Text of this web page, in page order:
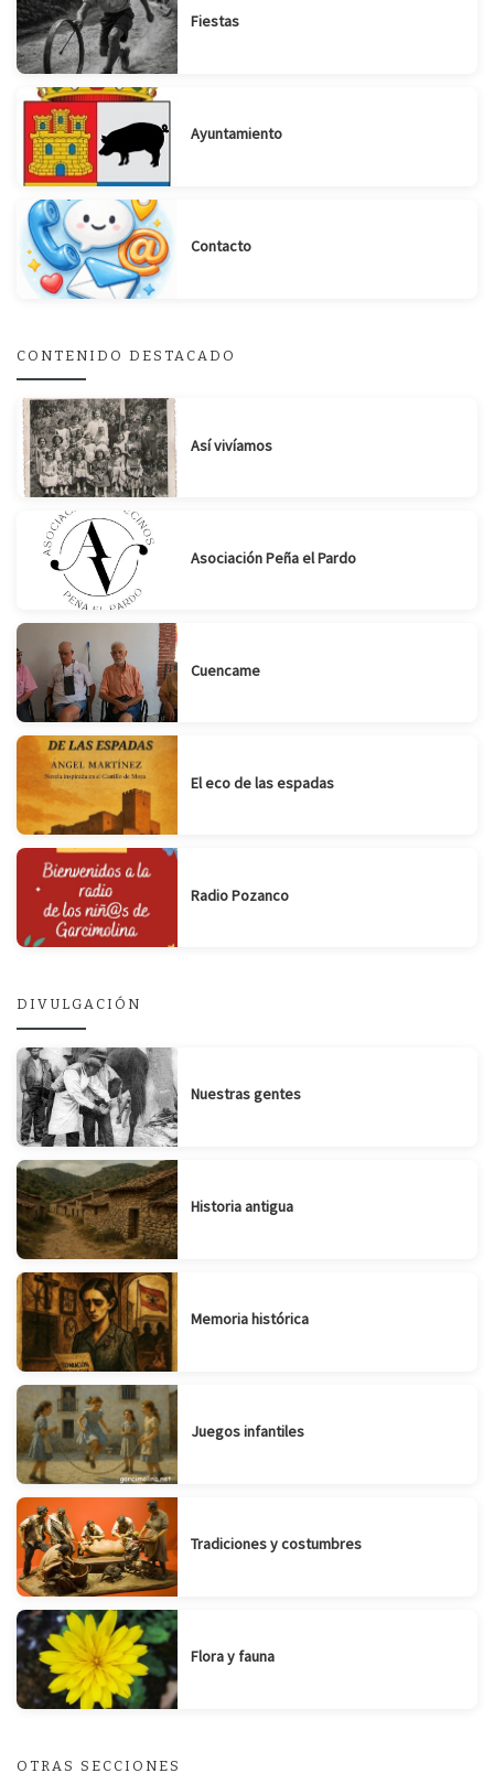
Fiestas
Ayuntamiento
Contacto
CONTENIDO DESTACADO
Así vivíamos
Asociación Peña el Pardo
Cuencame
El eco de las espadas
Radio Pozanco
DIVULGACIÓN
Nuestras gentes
Historia antigua
Memoria histórica
Juegos infantiles
Tradiciones y costumbres
Flora y fauna
OTRAS SECCIONES